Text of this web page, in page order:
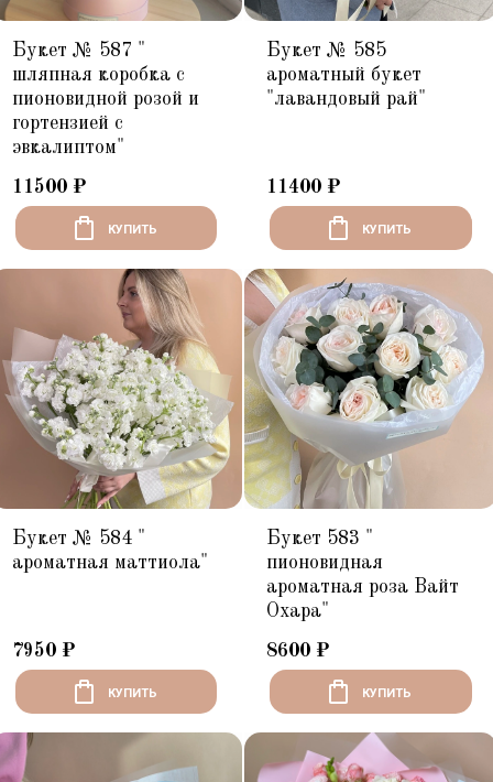
Букет № 587 "
шляпная коробка с
пионовидной розой и
гортензией с
эвкалиптом"
11500 ₽
КУПИТЬ
Букет № 585
ароматный букет
"лавандовый рай"
11400 ₽
КУПИТЬ
Букет № 584 "
ароматная маттиола"
7950 ₽
КУПИТЬ
Букет 583 "
пионовидная
ароматная роза Вайт
Охара"
8600 ₽
КУПИТЬ